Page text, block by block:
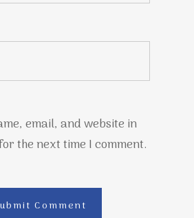
email, and website in
the next time I comment.